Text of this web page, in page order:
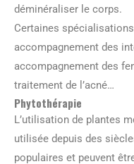
déminéraliser le corps.
Certaines
accompagnement des
accompagnement des
traitement de l’acné…
Phytothérapie
L’utilisation de plantes
utilisée depuis des
populaires et peuvent